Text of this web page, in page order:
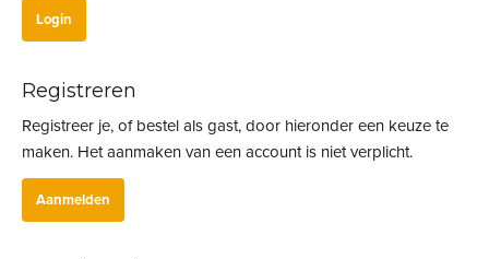
Registreren
Registreer je, of bestel als gast, door hieronder een keuze te
maken. Het aanmaken van een account is niet verplicht.
Aanmelden